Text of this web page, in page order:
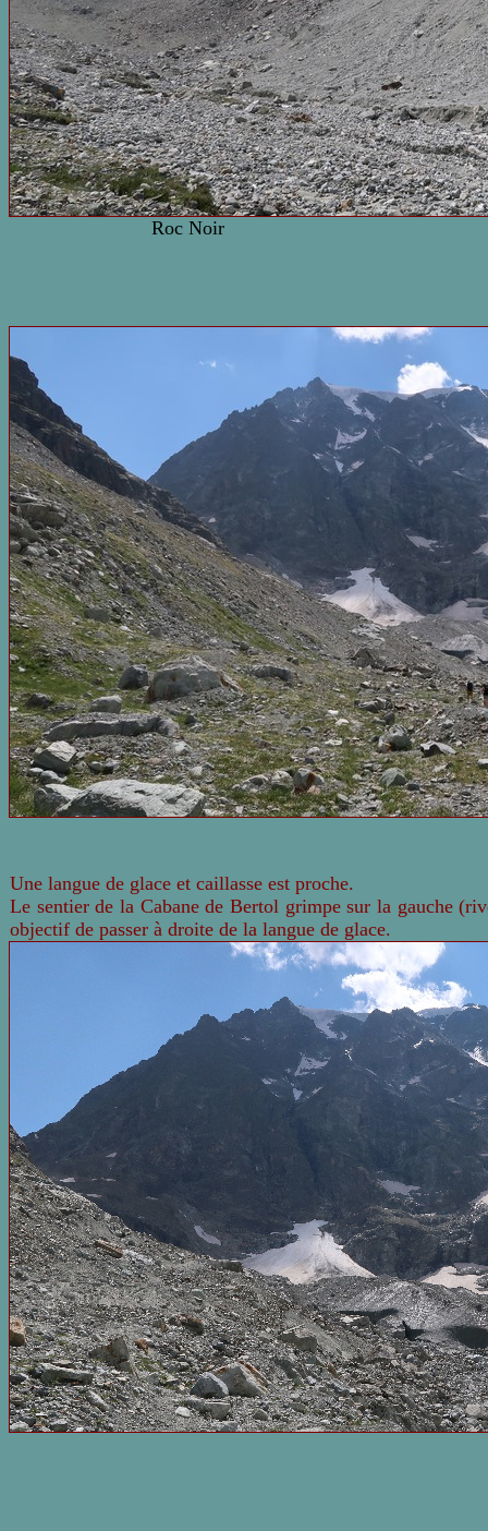
Roc Noir
Une langue de glace et caillasse est proche.
Le sentier de la Cabane de Bertol grimpe sur la gauche
objectif de passer à droite de la langue de glace.